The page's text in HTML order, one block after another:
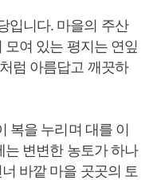
입니다. 마을의 주산
모여 있는 평지는 연잎
럼 아름답고 깨끗하
복을 누리며 대를 이
는 변변한 농토가 하나
바깥 마을 곳곳의 토